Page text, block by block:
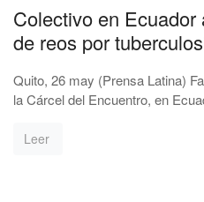
Colectivo en
de reos por
Quito, 26 may (Prensa Latina)
la Cárcel del Encuentro, en
Leer